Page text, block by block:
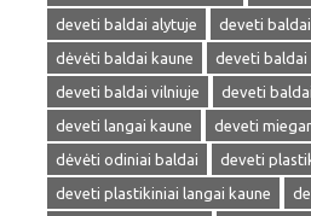
deveti baldai alytuje
deveti
dėvėti baldai kaune
deveti baldai
deveti baldai vilniuje
deveti
deveti langai kaune
deveti
dėvėti odiniai baldai
deveti
deveti plastikiniai langai kaune